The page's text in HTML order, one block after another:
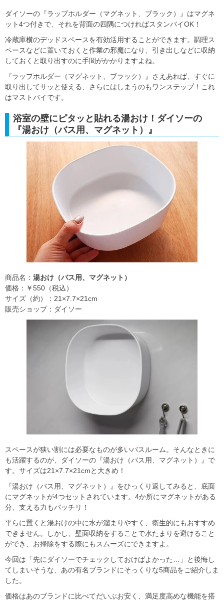
ダイソーの『ラップホルダー（マグネット、ブラック）』はマグネ
ット4つ付きで、それを背面の四隅につければスタンバイOK！
冷蔵庫横のデッドスペースを有効活用することができます。調理ス
ペースなどに置いておくと作業の邪魔になり、引き出しなどに収納
しておくと取り出すのに手間がかかりますよね。
『ラップホルダー（マグネット、ブラック）』さえあれば、すぐに
取り出してサッと使える、さらにはしまうのもワンステップ！これ
はマストバイです。
浴室の壁にピタッと貼れる湯おけ！ダイソーの
『湯おけ（バス用、マグネット）』
商品名： 湯おけ（バス用、マグネット）
価格：￥550（税込）
サイズ（約）：21×7.7×21cm
販売ショップ：ダイソー
スペースが狭い割には必要なものが多いバスルーム。そんなときに
も活躍するのが、ダイソーの『湯おけ（バス用、マグネット）』で
す。サイズは21×7.7×21cmと大きめ！
『湯おけ（バス用、マグネット）』をひっくり返してみると、底面
にマグネットが4つセットされています。4か所にマグネットがある
分、支える力もバッチリ！
平らに置くと湯おけの中に水が溜まりやすく、衛生的にもおすすめ
できません。しかし、壁面収納をすることで水たまりを避けること
ができ、お掃除をする際にもスムーズにできますよ。
今回は「先にダイソーでチェックしておけばよかった…」と後悔し
てしまいそうな、あの有名ブランドにそっくりな5商品をご紹介しま
した。
価格はあのブランドに比べてだいぶお安く、満足度高めな機能を搭